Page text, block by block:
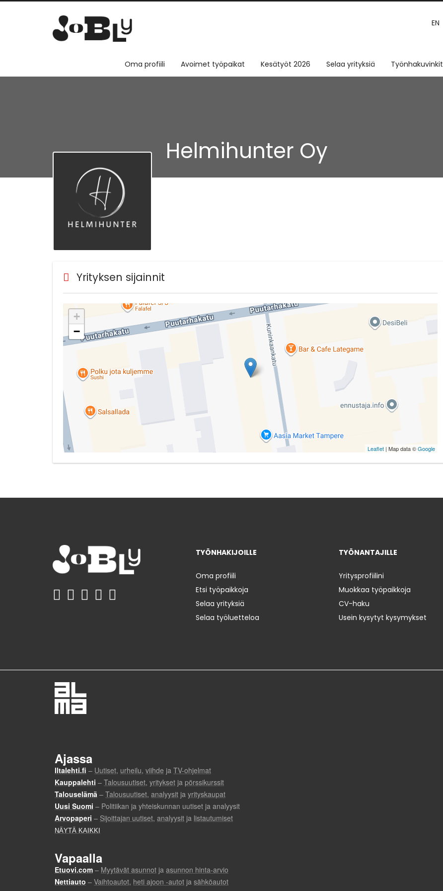
EN
Oma profiili Avoimet työpaikat Kesätyöt 2026 Selaa yrityksiä Työnhakuvinkit
Helmihunter Oy
Yrityksen sijainnit
+
−
Leaflet | Map data ©Google
TYÖNHAKIJOILLE
Oma profiili
Etsi työpaikkoja
Selaa yrityksiä
Selaa työluetteloa
TYÖNANTAJILLE
Yritysprofiilini
Muokkaa työpaikkoja
CV-haku
Usein kysytyt kysymykset